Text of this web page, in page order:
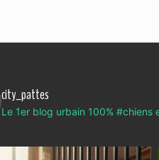
city_pattes
Le 1er blog urbain 100% #chiens